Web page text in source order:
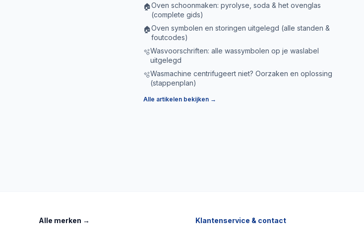
🏠Oven schoonmaken: pyrolyse, soda & het ovenglas
(complete gids)
🏠Oven symbolen en storingen uitgelegd (alle standen &
foutcodes)
🫧Wasvoorschriften: alle wassymbolen op je waslabel
uitgelegd
🫧Wasmachine centrifugeert niet? Oorzaken en oplossing
(stappenplan)
Alle artikelen bekijken →
Alle merken →
Klantenservice & contact